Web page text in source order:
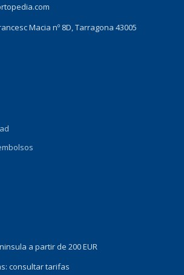
Macia nº 8D, Tarragona 43005
a partir de 200 EUR
consultar tarifas